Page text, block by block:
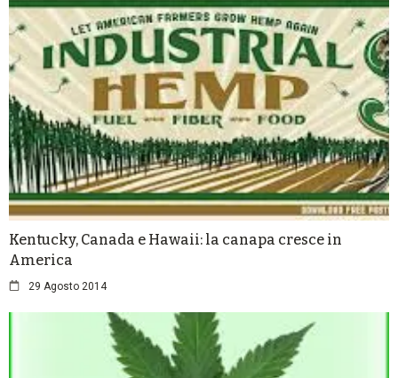
Kentucky, Canada e Hawaii: la canapa cresce in
America
29 Agosto 2014